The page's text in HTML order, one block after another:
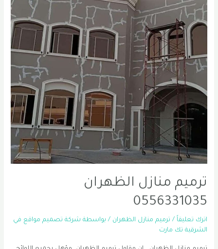
ترميم منازل الظهران
0556331035
اترك تعليقاً / ترميم منازل الظهران / بواسطة شركة تصميم مواقع في
الشرقية تك مارت